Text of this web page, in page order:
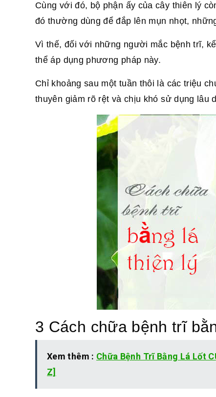
Cùng với đó, bộ phận ấy của cây thiên lý
đó thường dùng để đắp lên mụn nhọt,
Vì thế, đối với những người mắc bệnh trĩ,
thể áp dụng phương pháp này.
Chỉ khoảng sau một tuần thôi là các triệu
thuyên giảm rõ rệt và chịu khó sử dụng lâu
3 Cách chữa bệnh trĩ
Xem thêm : Chữa Bệnh Trĩ Bằng Lá Lốt
Z]